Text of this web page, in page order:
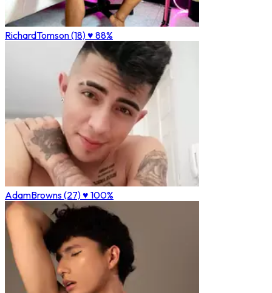
RichardTomson (18)♥ 88%
AdamBrowns (27)♥ 100%